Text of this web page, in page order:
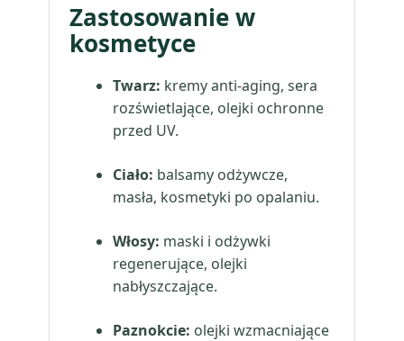
Zastosowanie w
kosmetyce
Twarz: kremy anti-aging, sera
rozświetlające, olejki ochronne
przed UV.
Ciało: balsamy odżywcze,
masła, kosmetyki po opalaniu.
Włosy: maski i odżywki
regenerujące, olejki
nabłyszczające.
Paznokcie: olejki wzmacniające